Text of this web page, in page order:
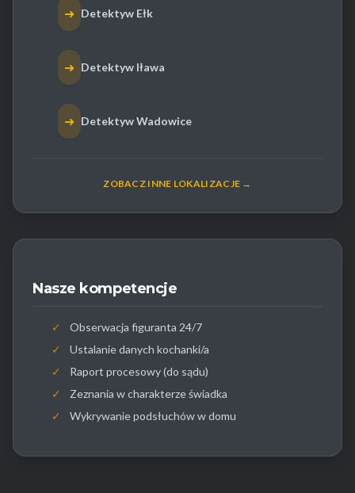
➜ Detektyw Ełk
➜ Detektyw Iława
➜ Detektyw Wadowice
ZOBACZ INNE LOKALIZACJE →
Nasze kompetencje
✓
Obserwacja figuranta 24/7
✓
Ustalanie danych kochanki/a
✓
Raport procesowy (do sądu)
✓
Zeznania w charakterze świadka
✓
Wykrywanie podsłuchów w domu